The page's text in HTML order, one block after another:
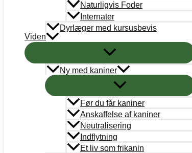
Naturligvis Foder
Internater
Dyrlæger med kursusbevis
Viden
Ny med kaniner
Før du får kaniner
Anskaffelse af kaniner
Neutralisering
Indflytning
Et liv som frikanin
KANINVÆRNET
CVRnr.: 38787101
info@kaninvaernet.dk